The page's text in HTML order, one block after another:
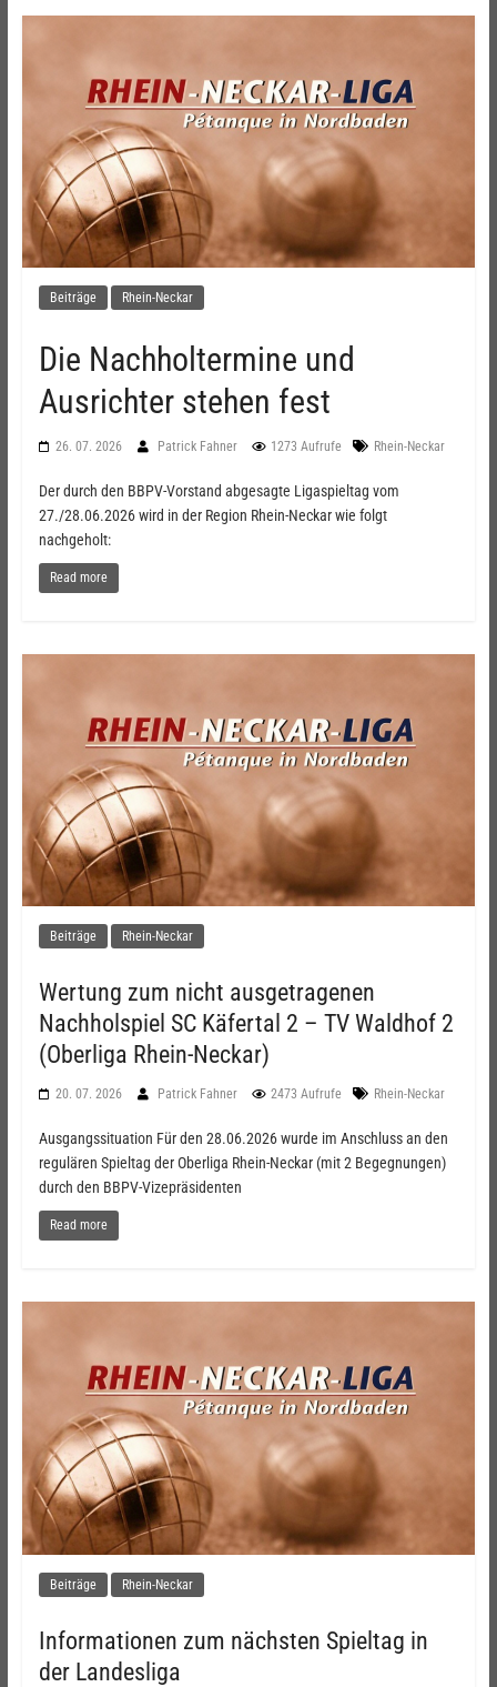
Beiträge Rhein-Neckar
Die Nachholtermine und
Ausrichter stehen fest
26. 07. 2026 Patrick Fahner 1273 Aufrufe Rhein-Neckar
Der durch den BBPV-Vorstand abgesagte Ligaspieltag vom
27./28.06.2026 wird in der Region Rhein-Neckar wie folgt
nachgeholt:
Read more
Beiträge Rhein-Neckar
Wertung zum nicht ausgetragenen
Nachholspiel SC Käfertal 2 – TV Waldhof 2
(Oberliga Rhein-Neckar)
20. 07. 2026 Patrick Fahner 2473 Aufrufe Rhein-Neckar
Ausgangssituation Für den 28.06.2026 wurde im Anschluss an den
regulären Spieltag der Oberliga Rhein-Neckar (mit 2 Begegnungen)
durch den BBPV-Vizepräsidenten
Read more
Beiträge Rhein-Neckar
Informationen zum nächsten Spieltag in
der Landesliga